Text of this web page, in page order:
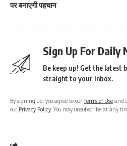
पर बनाएगी पहचान
Sign Up For Daily
Be keep up! Get the latest
straight to your inbox.
By signing up, you agree to ourTerms of Use and
our Privacy Policy. You may unsubscribe at any